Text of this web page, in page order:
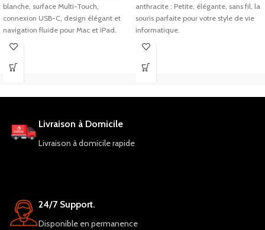
blanche, surface Multi-Touch,
connexion USB-C, design élégant et
navigation fluide pour Mac et iPad.
anthracite : Petite, élégante, sans fil, la
souris parfaite pour votre style de vie
informatique.
Livraison à Domicile
Livraison à domicile rapide
24/7 Support.
Disponible en permanence